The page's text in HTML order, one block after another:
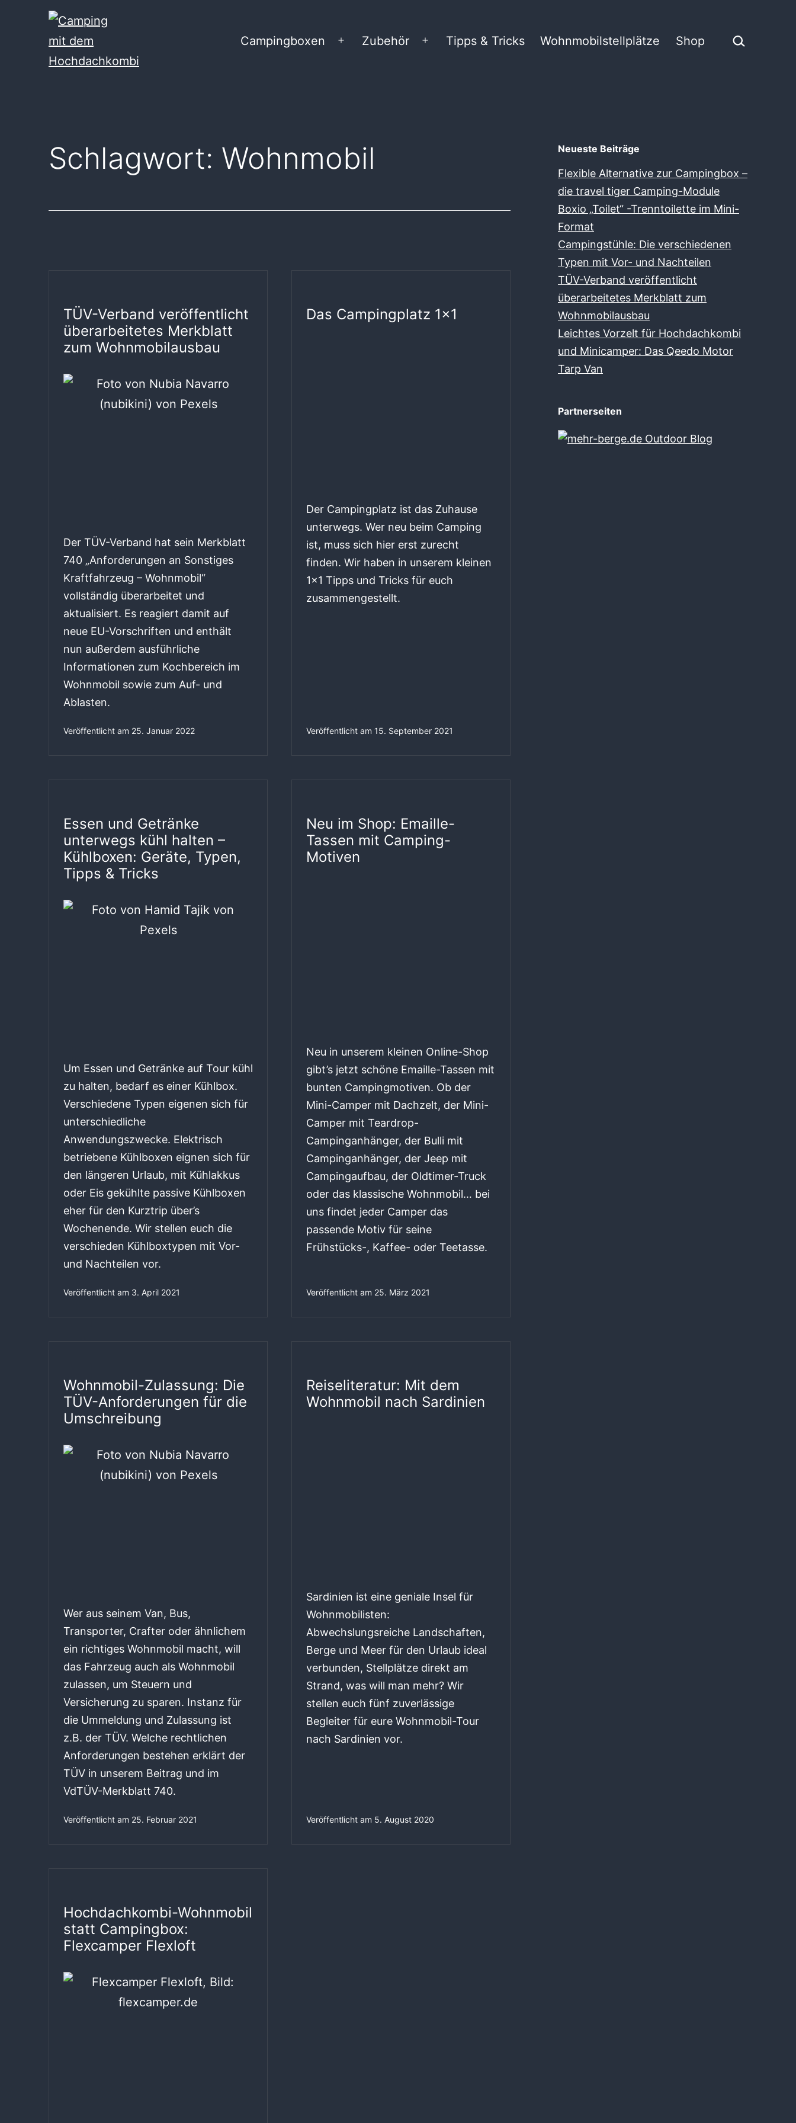
springen
Campingboxen
MenüZubehör
MenüTipps & Tricks Wohnmobilstellplätze Shop Suchen …
Schlagwort: Wohnmobil
TÜV-Verband veröffentlicht
überarbeitetes Merkblatt
zum Wohnmobilausbau
Der TÜV-Verband hat sein Merkblatt
740 „Anforderungen an Sonstiges
Kraftfahrzeug – Wohnmobil“
vollständig überarbeitet und
aktualisiert. Es reagiert damit auf
neue EU-Vorschriften und enthält
nun außerdem ausführliche
Informationen zum Kochbereich im
Wohnmobil sowie zum Auf- und
Ablasten.
Veröffentlicht am 25. Januar 2022
Das Campingplatz 1×1
Der Campingplatz ist das Zuhause
unterwegs. Wer neu beim Camping
ist, muss sich hier erst zurecht
finden. Wir haben in unserem kleinen
1×1 Tipps und Tricks für euch
zusammengestellt.
Veröffentlicht am 15. September 2021
Essen und Getränke
unterwegs kühl halten –
Kühlboxen: Geräte, Typen,
Tipps & Tricks
Um Essen und Getränke auf Tour kühl
zu halten, bedarf es einer Kühlbox.
Verschiedene Typen eigenen sich für
unterschiedliche
Anwendungszwecke. Elektrisch
betriebene Kühlboxen eignen sich für
den längeren Urlaub, mit Kühlakkus
oder Eis gekühlte passive Kühlboxen
eher für den Kurztrip über’s
Wochenende. Wir stellen euch die
verschieden Kühlboxtypen mit Vor-
und Nachteilen vor.
Veröffentlicht am 3. April 2021
Neu im Shop: Emaille-
Tassen mit Camping-
Motiven
Neu in unserem kleinen Online-Shop
gibt’s jetzt schöne Emaille-Tassen mit
bunten Campingmotiven. Ob der
Mini-Camper mit Dachzelt, der Mini-
Camper mit Teardrop-
Campinganhänger, der Bulli mit
Campinganhänger, der Jeep mit
Campingaufbau, der Oldtimer-Truck
oder das klassische Wohnmobil… bei
uns findet jeder Camper das
passende Motiv für seine
Frühstücks-, Kaffee- oder Teetasse.
Veröffentlicht am 25. März 2021
Wohnmobil-Zulassung: Die
TÜV-Anforderungen für die
Umschreibung
Wer aus seinem Van, Bus,
Transporter, Crafter oder ähnlichem
ein richtiges Wohnmobil macht, will
das Fahrzeug auch als Wohnmobil
zulassen, um Steuern und
Versicherung zu sparen. Instanz für
die Ummeldung und Zulassung ist
z.B. der TÜV. Welche rechtlichen
Anforderungen bestehen erklärt der
TÜV in unserem Beitrag und im
VdTÜV-Merkblatt 740.
Veröffentlicht am 25. Februar 2021
Reiseliteratur: Mit dem
Wohnmobil nach Sardinien
Sardinien ist eine geniale Insel für
Wohnmobilisten:
Abwechslungsreiche Landschaften,
Berge und Meer für den Urlaub ideal
verbunden, Stellplätze direkt am
Strand, was will man mehr? Wir
stellen euch fünf zuverlässige
Begleiter für eure Wohnmobil-Tour
nach Sardinien vor.
Veröffentlicht am 5. August 2020
Hochdachkombi-Wohnmobil
statt Campingbox:
Flexcamper Flexloft
Neueste Beiträge
Flexible Alternative zur Campingbox –
die travel tiger Camping-Module
Boxio „Toilet“ -Trenntoilette im Mini-
Format
Campingstühle: Die verschiedenen
Typen mit Vor- und Nachteilen
TÜV-Verband veröffentlicht
überarbeitetes Merkblatt zum
Wohnmobilausbau
Leichtes Vorzelt für Hochdachkombi
und Minicamper: Das Qeedo Motor
Tarp Van
Partnerseiten